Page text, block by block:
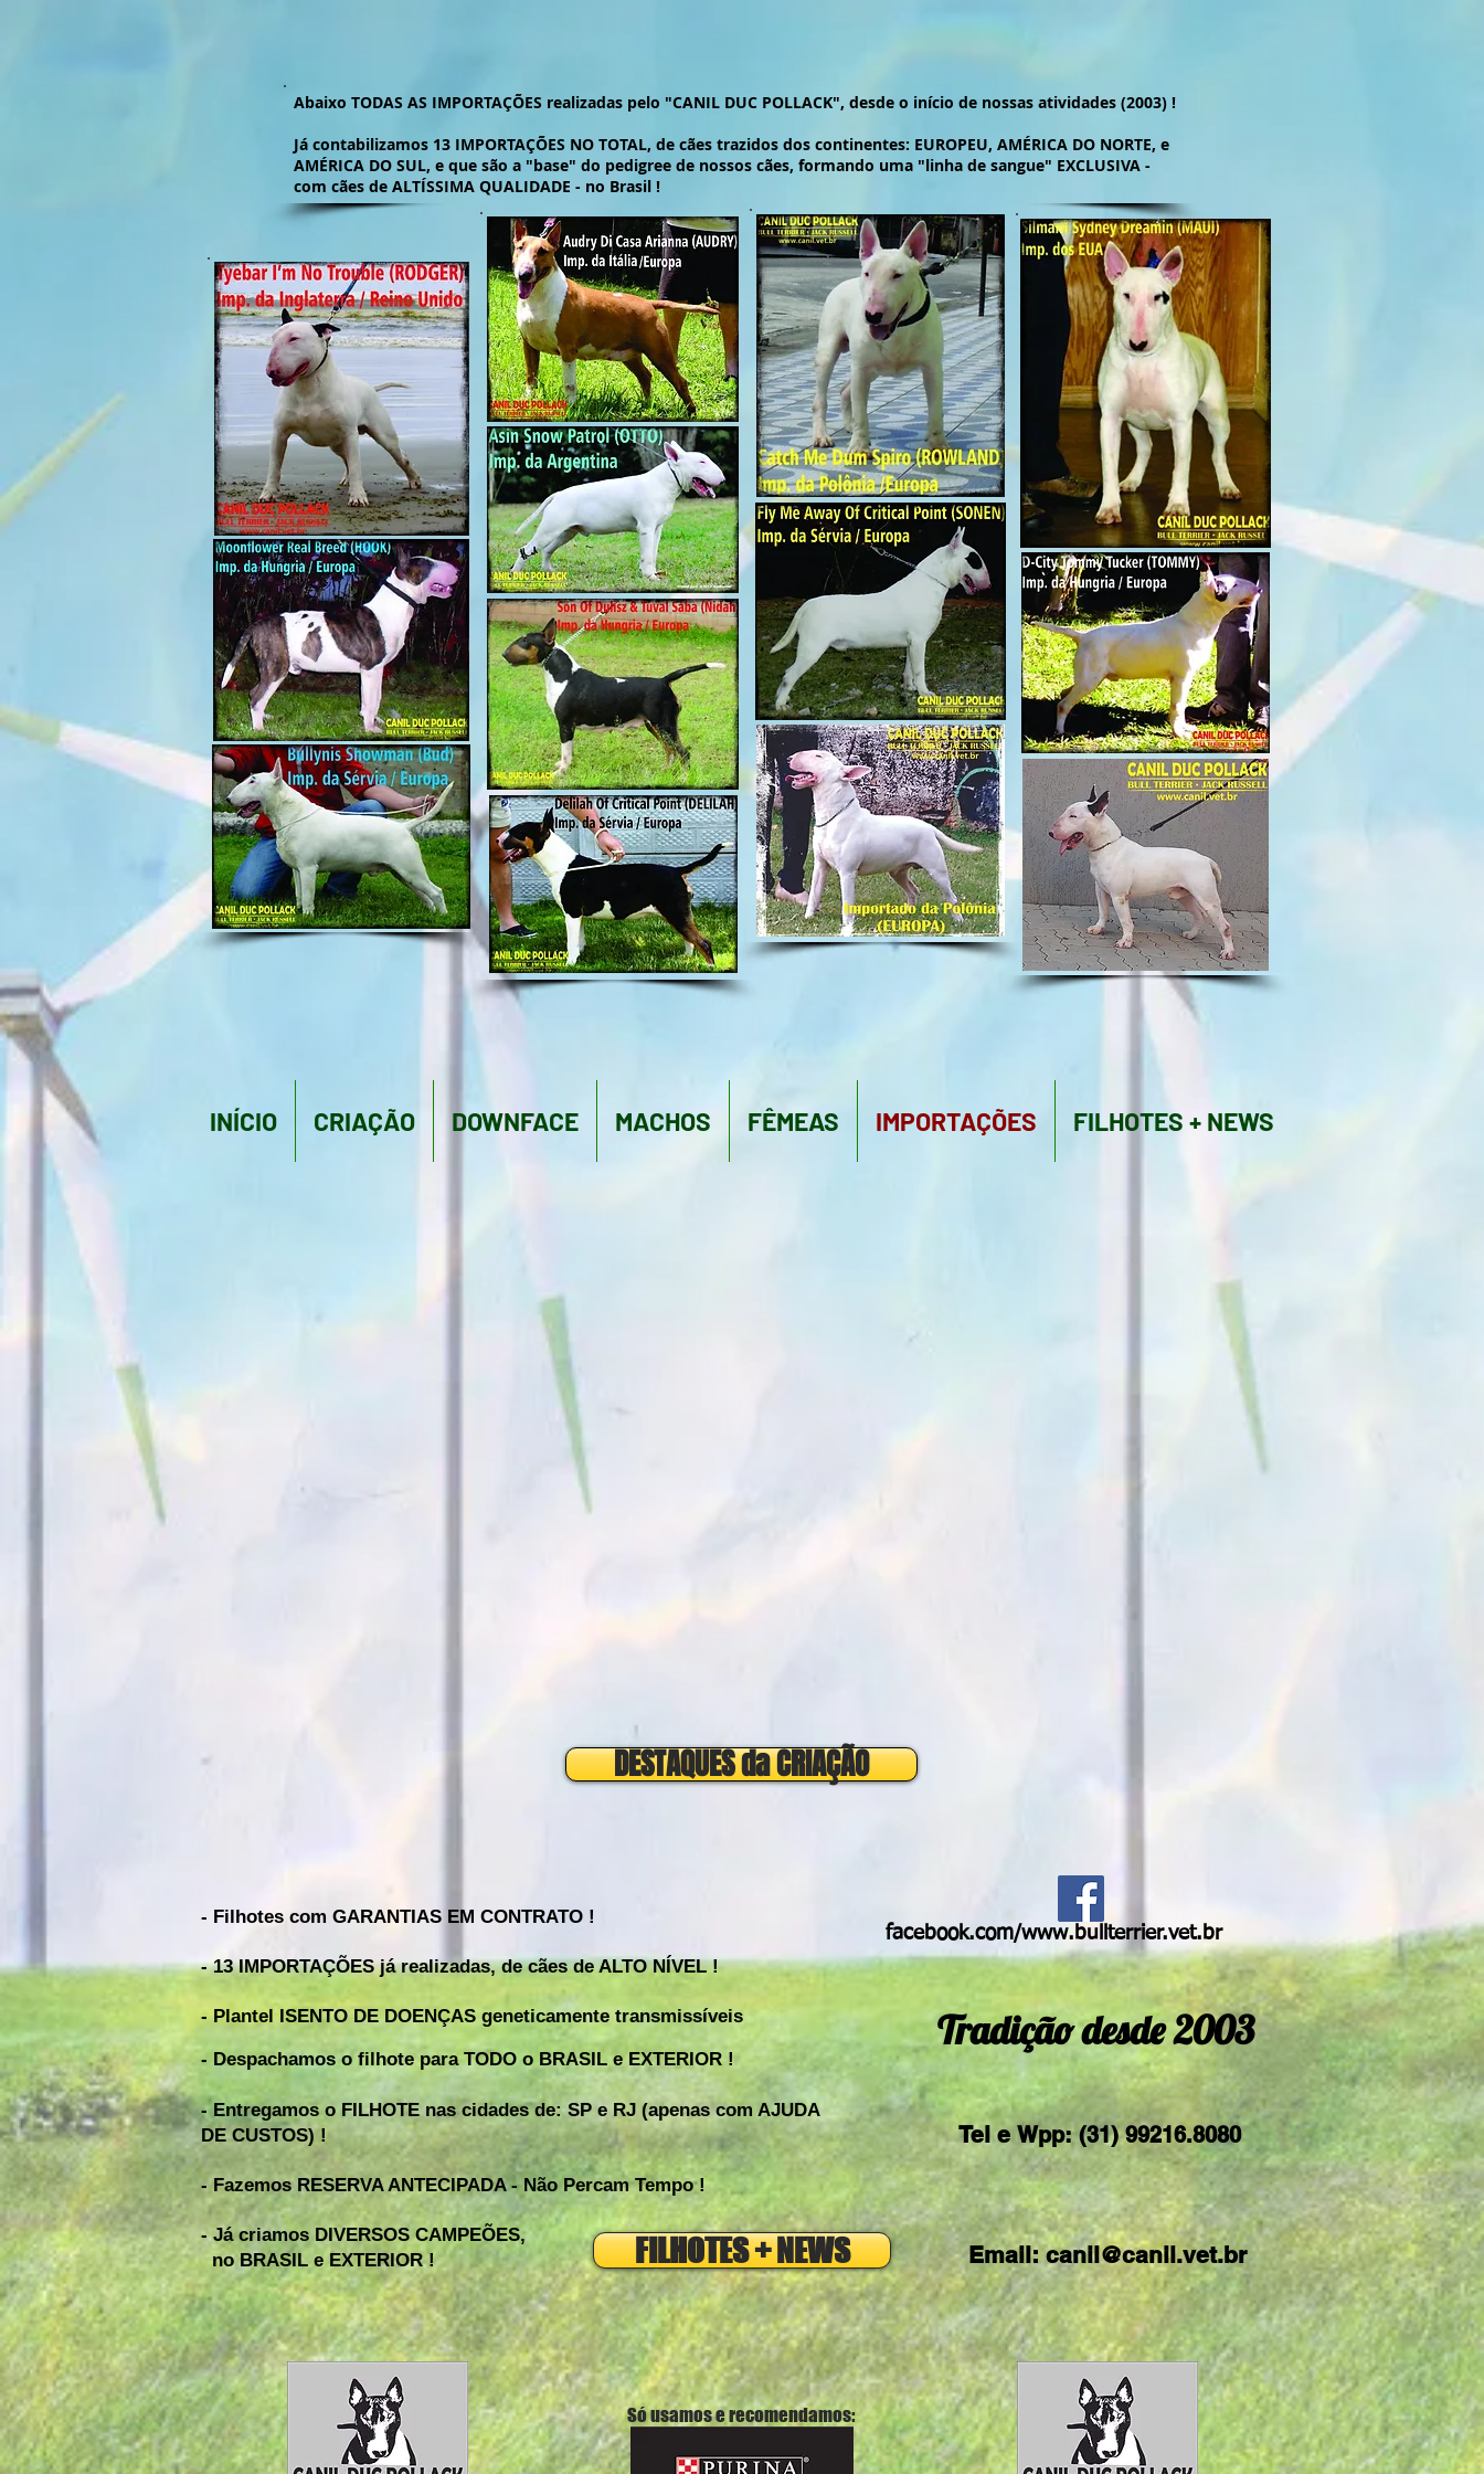
Abaixo TODAS AS IMPORTAÇÕES realizadas pelo "CANIL DUC POLLACK", desde o início de nossas atividades (2003) !
Já contabilizamos 13 IMPORTAÇÕES NO TOTAL, de cães trazidos dos continentes: EUROPEU, AMÉRICA DO NORTE, e
AMÉRICA DO SUL, e que são a "base" do pedigree de nossos cães, formando uma "linha de sangue" EXCLUSIVA -
com cães de ALTÍSSIMA QUALIDADE - no Brasil !
INÍCIO CRIAÇÃO DOWNFACE MACHOS FÊMEAS IMPORTAÇÕES FILHOTES + NEWS
DESTAQUES da CRIAÇÃO
- Filhotes com GARANTIAS EM CONTRATO !
- 13 IMPORTAÇÕES já realizadas, de cães de ALTO NÍVEL !
- Plantel ISENTO DE DOENÇAS geneticamente transmissíveis
- Despachamos o filhote para TODO o BRASIL e EXTERIOR !
- Entregamos o FILHOTE nas cidades de: SP e RJ (apenas com AJUDA
DE CUSTOS) !
- Fazemos RESERVA ANTECIPADA - Não Percam Tempo !
- Já criamos DIVERSOS CAMPEÕES,
no BRASIL e EXTERIOR !
FILHOTES + NEWS
facebook.com/www.bullterrier.vet.br
Tradição desde 2003
Tel eWpp: (31) 99216.8080
Email:canil@canil.vet.br
Só usamos e recomendamos: